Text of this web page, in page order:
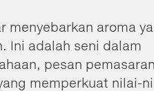
menyebarkan aroma
Ini adalah seni dalam
pesan
memperkuat nilai-